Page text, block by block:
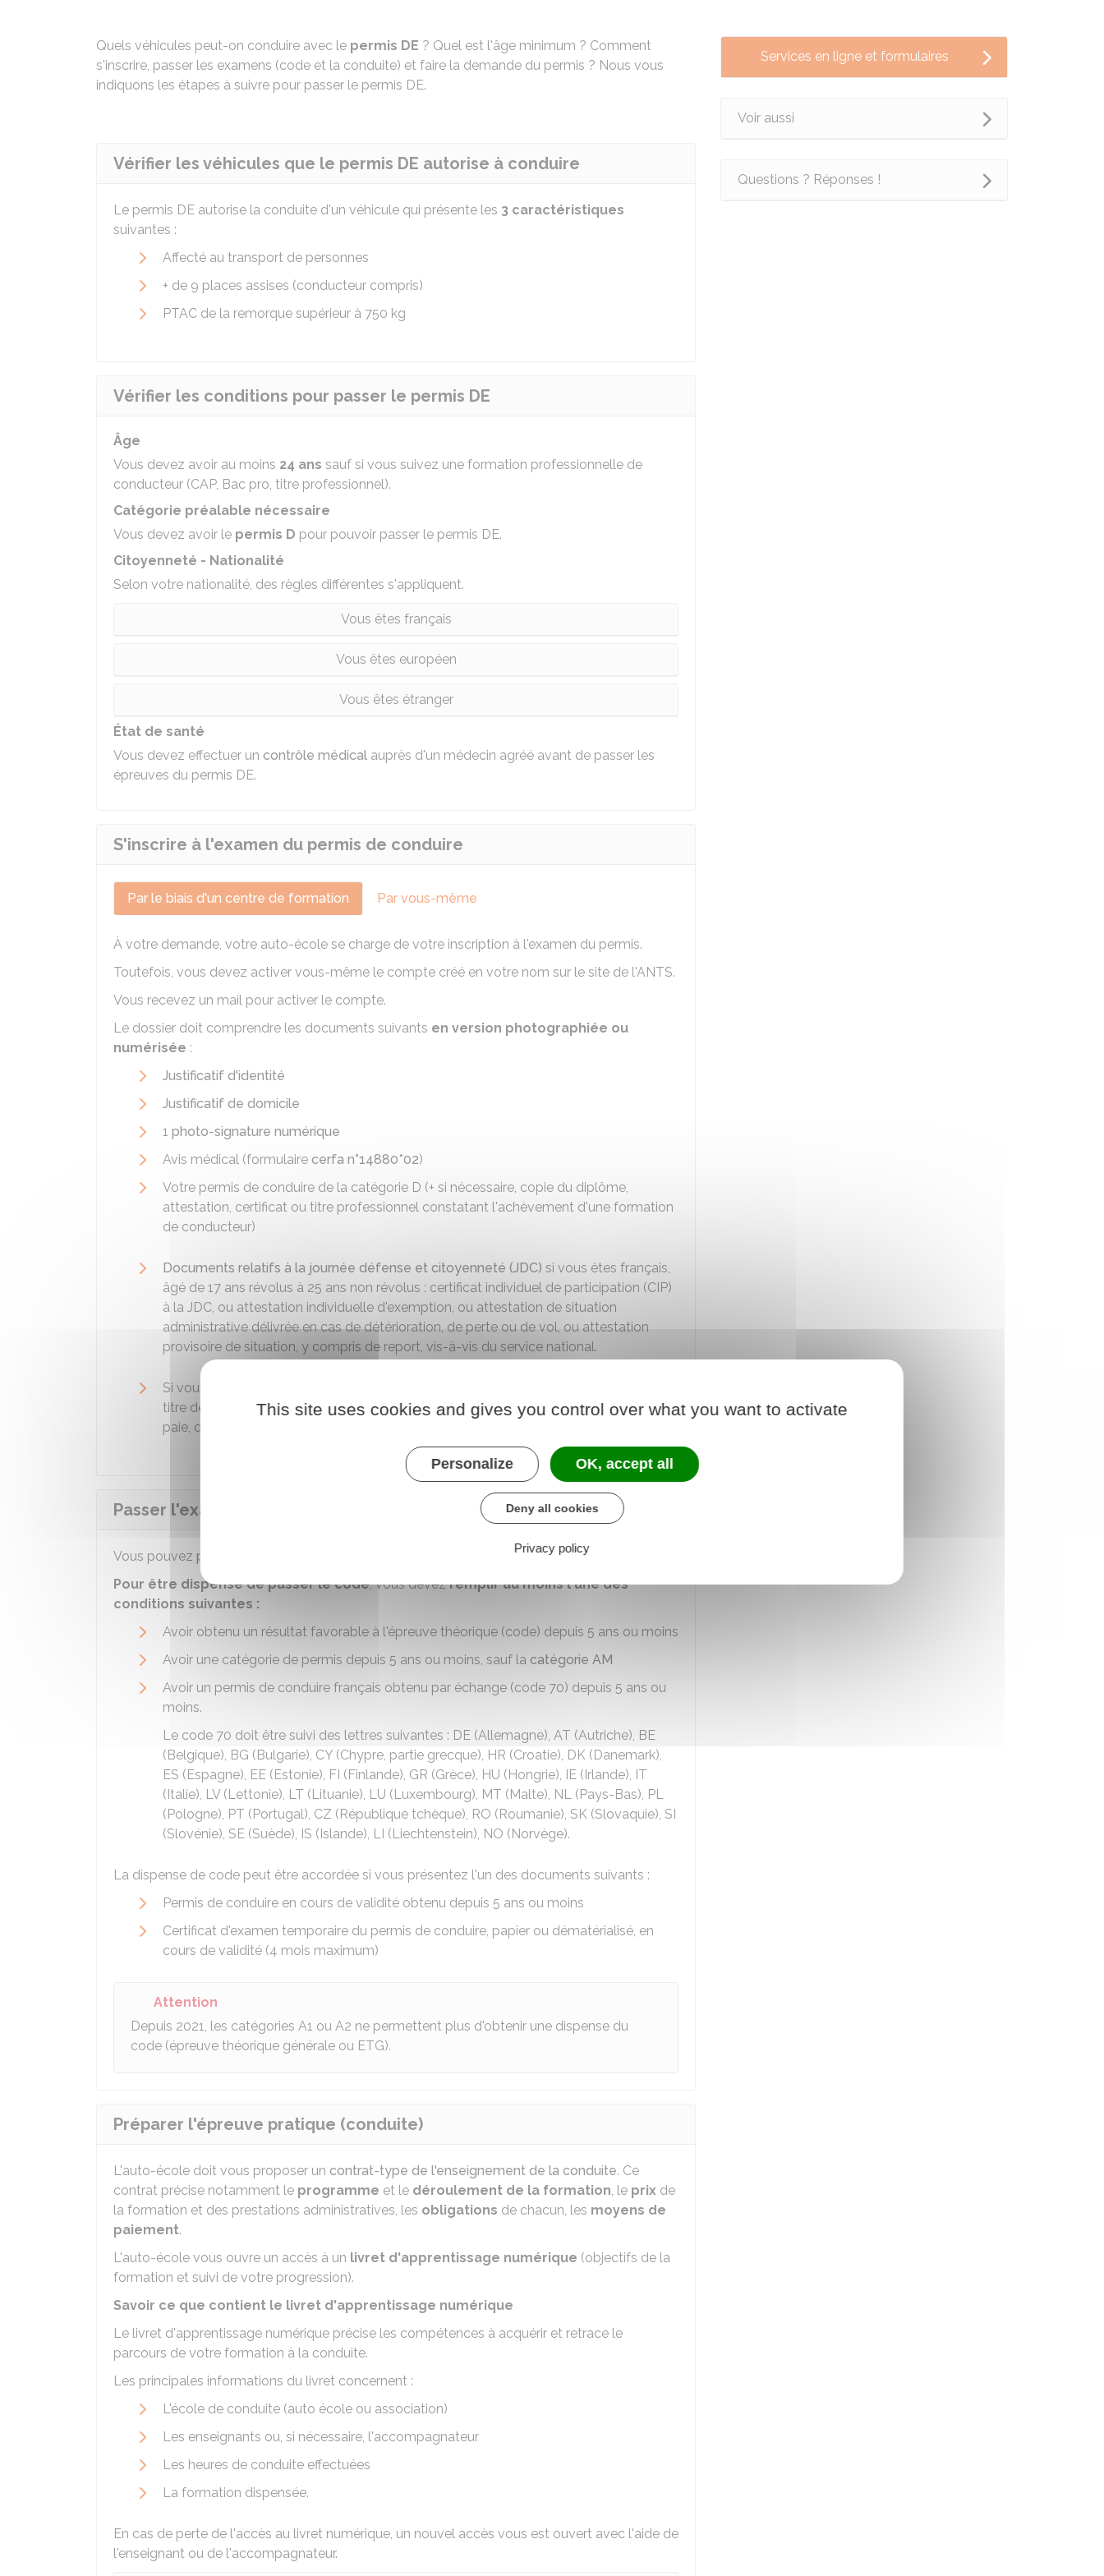
Quels véhicules peut-on conduire avec le permis DE ? Quel est l'âge minimum ? Comment
s'inscrire, passer les examens (code et la conduite) et faire la demande du permis ? Nous vous
indiquons les étapes à suivre pour passer le permis DE.
Vérifier les véhicules que le permis DE autorise à conduire
Le permis DE autorise la conduite d'un véhicule qui présente les 3 caractéristiques
suivantes :
Affecté au transport de personnes
+ de 9 places assises (conducteur compris)
PTAC de la remorque supérieur à 750 kg
Vérifier les conditions pour passer le permis DE
Âge
Vous devez avoir au moins 24 ans sauf si vous suivez une formation professionnelle de
conducteur (CAP, Bac pro, titre professionnel).
Catégorie préalable nécessaire
Vous devez avoir le permis D pour pouvoir passer le permis DE.
Citoyenneté - Nationalité
Selon votre nationalité, des règles différentes s'appliquent.
Vous êtes français
Vous êtes européen
Vous êtes étranger
État de santé
Vous devez effectuer un contrôle médical auprès d'un médecin agréé avant de passer les
épreuves du permis DE.
S'inscrire à l'examen du permis de conduire
Par le biais d'un centre de formation Par vous-même
À votre demande, votre auto-école se charge de votre inscription à l'examen du permis.
Toutefois, vous devez activer vous-même le compte créé en votre nom sur le site de l'ANTS.
Vous recevez un mail pour activer le compte.
Le dossier doit comprendre les documents suivants en version photographiée ou
numérisée :
Justificatif d'identité
Justificatif de domicile
1 photo-signature numérique
Avis médical (formulaire cerfa n°14880*02)
Votre permis de conduire de la catégorie D (+ si nécessaire, copie du diplôme,
attestation, certificat ou titre professionnel constatant l'achèvement d'une formation
de conducteur)
Documents relatifs à la journée défense et citoyenneté (JDC) si vous êtes français,
âgé de 17 ans révolus à 25 ans non révolus : certificat individuel de participation (CIP)
à la JDC, ou attestation individuelle d'exemption, ou attestation de situation
administrative délivrée en cas de détérioration, de perte ou de vol, ou attestation
provisoire de situation, y compris de report, vis-à-vis du service national.
Si vous êtes étranger,
titre de séjour, preuve de votre présence en France depuis au moins 6 mois (feuille de
paie, quittance de loyer…).
Passer l'examen du code (épreuve théorique)
Vous pouvez passer le code (ETG) via une auto-école ou en candidat libre.
Pour être dispensé de passer le code, vous devezremplir au moins l'une des
conditions suivantes :
Avoir obtenu un résultat favorable à l'épreuve théorique (code) depuis 5 ans ou moins
Avoir une catégorie de permis depuis 5 ans ou moins, sauf la catégorie AM
Avoir un permis de conduire français obtenu par échange (code 70) depuis 5 ans ou
moins.
Le code 70 doit être suivi des lettres suivantes : DE (Allemagne), AT (Autriche), BE
(Belgique), BG (Bulgarie), CY (Chypre, partie grecque), HR (Croatie), DK (Danemark),
ES (Espagne), EE (Estonie), FI (Finlande), GR (Grèce), HU (Hongrie), IE (Irlande), IT
(Italie), LV (Lettonie), LT (Lituanie), LU (Luxembourg), MT (Malte), NL (Pays-Bas), PL
(Pologne), PT (Portugal), CZ (République tchèque), RO (Roumanie), SK (Slovaquie), SI
(Slovénie), SE (Suède), IS (Islande), LI (Liechtenstein), NO (Norvège).
La dispense de code peut être accordée si vous présentez l'un des documents suivants :
Permis de conduire en cours de validité obtenu depuis 5 ans ou moins
Certificat d'examen temporaire du permis de conduire, papier ou dématérialisé, en
cours de validité (4 mois maximum)
Attention
Depuis 2021, les catégories A1 ou A2 ne permettent plus d'obtenir une dispense du
code (épreuve théorique générale ou ETG).
Préparer l'épreuve pratique (conduite)
L'auto-école doit vous proposer un contrat-type de l'enseignement de la conduite. Ce
contrat précise notamment le programme et le déroulement de la formation, le prix de
la formation et des prestations administratives, les obligations de chacun, les moyens de
paiement.
L'auto-école vous ouvre un accès à un livret d'apprentissage numérique (objectifs de la
formation et suivi de votre progression).
Savoir ce que contient le livret d'apprentissage numérique
Le livret d'apprentissage numérique précise les compétences à acquérir et retrace le
parcours de votre formation à la conduite.
Les principales informations du livret concernent :
L'école de conduite (auto école ou association)
Les enseignants ou, si nécessaire, l'accompagnateur
Les heures de conduite effectuées
La formation dispensée.
En cas de perte de l'accès au livret numérique, un nouvel accès vous est ouvert avec l'aide de
l'enseignant ou de l'accompagnateur.
Services en ligne et formulaires
Voir aussi
Questions ? Réponses !
This site uses cookies and gives you control over what you want to activate
Personalize OK, accept all
Deny all cookies
Privacy policy